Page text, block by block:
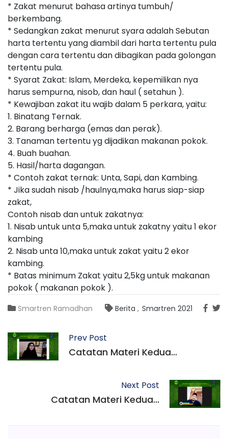
* Zakat menurut bahasa artinya tumbuh/
berkembang.
* Sedangkan zakat menurut syara adalah Sebutan
harta tertentu yang diambil dari harta tertentu pula
dengan cara tertentu dan dibagikan pada golongan
tertentu pula.
* Syarat Zakat: Islam, Merdeka, kepemilikan nya
harus sempurna, nisob, dan haul ( setahun ).
* Kewajiban zakat itu wajib dalam 5 perkara, yaitu:
1. Binatang Ternak.
2. Barang berharga (emas dan perak).
3. Tanaman tertentu yg dijadikan makanan pokok.
4. Buah buahan.
5. Hasil/harta dagangan.
* Contoh zakat ternak: Unta, Sapi, dan Kambing.
* Jika sudah nisab /haulnya,maka harus siap-siap
zakat,
Contoh nisab dan untuk zakatnya:
1. Nisab untuk unta 5,maka untuk zakatny yaitu 1 ekor
kambing
2. Nisab unta 10,maka untuk zakat yaitu 2 ekor
kambing.
* Batas minimum Zakat yaitu 2,5kg untuk makanan
pokok ( makanan pokok ).
Smartren Ramadhan Berita Smartren 2021
Prev Post
Catatan Materi Kedua...
Next Post
Catatan Materi Kedua...